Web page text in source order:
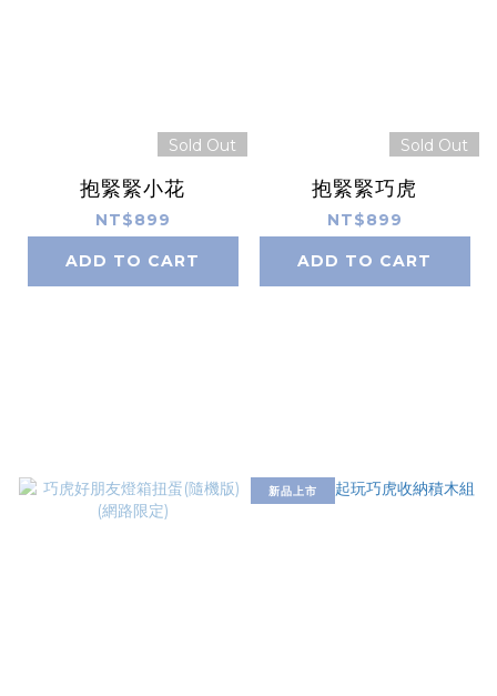
Sold Out
抱緊緊小花
NT$899
ADD TO CART
Sold Out
抱緊緊巧虎
NT$899
ADD TO CART
新品上市